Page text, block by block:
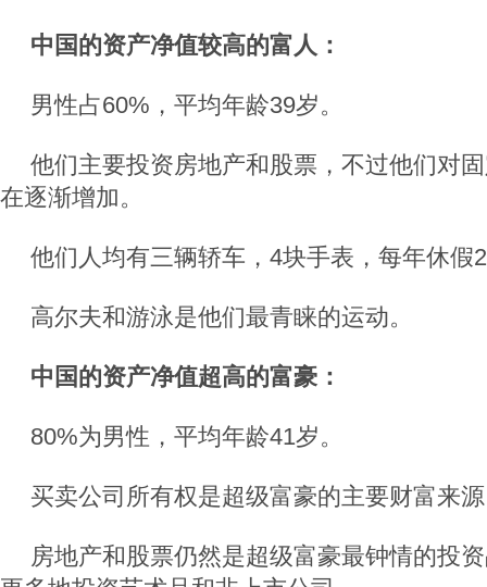
中国的资产净值较高的富人：
男性占60%，平均年龄39岁。
他们主要投资房地产和股票，不过他们对
在逐渐增加。
他们人均有三辆轿车，4块手表，每年休假
高尔夫和游泳是他们最青睐的运动。
中国的资产净值超高的富豪：
80%为男性，平均年龄41岁。
买卖公司所有权是超级富豪的主要财富来
房地产和股票仍然是超级富豪最钟情的投